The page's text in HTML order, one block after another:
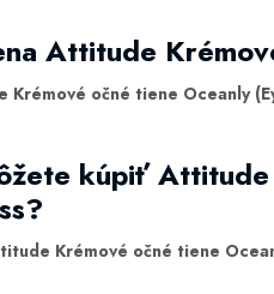
Attitude
Krémové očné tiene Oceanly
kúpiť
Krémové očné tiene